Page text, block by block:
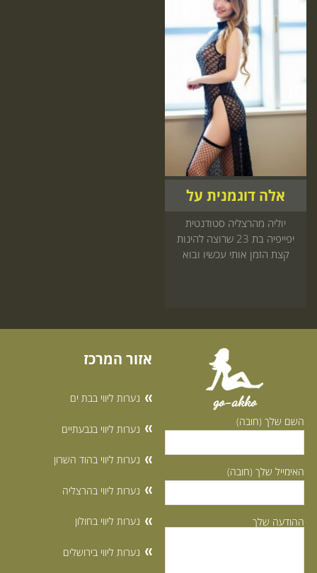
אלה דוגמנית על
יוליה מהרצליה סטודנטית
יפייפיה בת 23 שרוצה להינות
קצת הזמן אותי עכשיו ובוא
go-akko
השם שלך (חובה)
האימייל שלך (חובה)
ההודעה שלך
אזור המרכז
נערות ליווי בבת ים
נערות ליווי בגבעתיים
נערות ליווי בהוד השרון
נערות ליווי בהרצליה
נערות ליווי בחולון
נערות ליווי בירושלים